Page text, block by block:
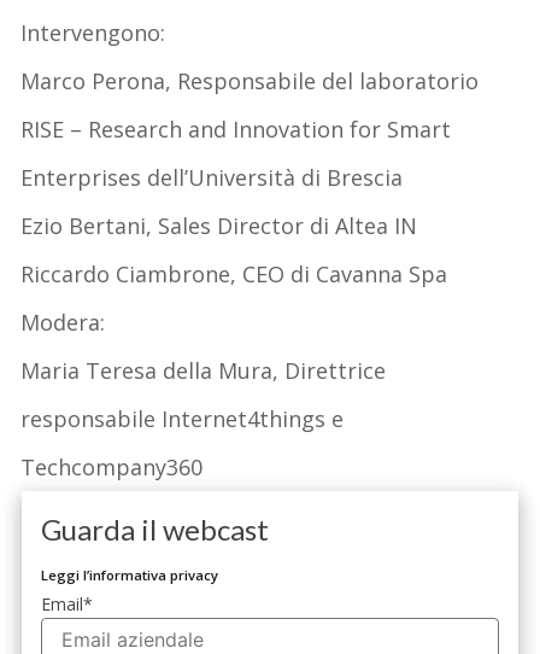
Intervengono:
Marco Perona, Responsabile del laboratorio
RISE – Research and Innovation for Smart
Enterprises dell’Università di Brescia
Ezio Bertani, Sales Director di Altea IN
Riccardo Ciambrone, CEO di Cavanna Spa
Modera:
Maria Teresa della Mura, Direttrice
responsabile Internet4things e
Techcompany360
Guarda il webcast
Leggi l’informativa privacy
Email*